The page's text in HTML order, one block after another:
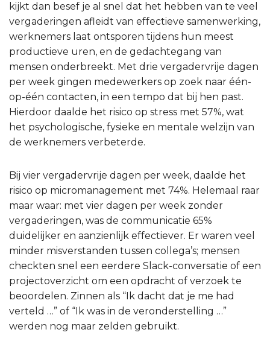
kijkt dan besef je al snel dat het hebben van te veel
vergaderingen afleidt van effectieve samenwerking,
werknemers laat ontsporen tijdens hun meest
productieve uren, en de gedachtegang van
mensen onderbreekt. Met drie vergadervrije dagen
per week gingen medewerkers op zoek naar één-
op-één contacten, in een tempo dat bij hen past.
Hierdoor daalde het risico op stress met 57%, wat
het psychologische, fysieke en mentale welzijn van
de werknemers verbeterde.
Bij vier vergadervrije dagen per week, daalde het
risico op micromanagement met 74%. Helemaal raar
maar waar: met vier dagen per week zonder
vergaderingen, was de communicatie 65%
duidelijker en aanzienlijk effectiever. Er waren veel
minder misverstanden tussen collega’s; mensen
checkten snel een eerdere Slack-conversatie of een
projectoverzicht om een opdracht of verzoek te
beoordelen. Zinnen als “Ik dacht dat je me had
verteld …” of “Ik was in de veronderstelling …”
werden nog maar zelden gebruikt.